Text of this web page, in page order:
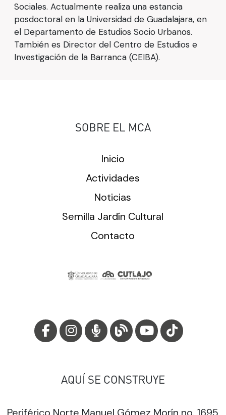
Sociales. Actualmente realiza una estancia
posdoctoral en la Universidad de Guadalajara, en
el Departamento de Estudios Socio Urbanos.
También es Director del Centro de Estudios e
Investigación de la Barranca (CEIBA).
SOBRE EL MCA
Inicio
Actividades
Noticias
Semilla Jardín Cultural
Contacto
AQUÍ SE CONSTRUYE
Periférico Norte Manuel Gómez Morín no. 1695